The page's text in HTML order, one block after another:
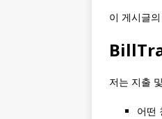
이 게시글
저는 지출
어떤